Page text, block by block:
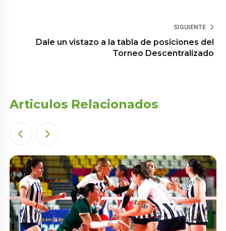
SIGUIENTE
Dale un vistazo a la tabla de posiciones del
Torneo Descentralizado
Articulos Relacionados